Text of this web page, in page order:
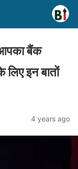
बैंक
इन बातों
4 years ago